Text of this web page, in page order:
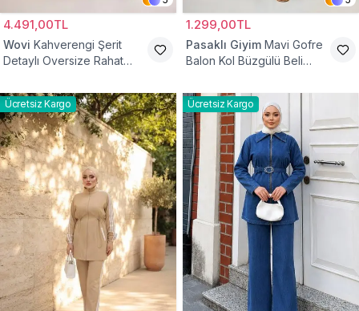
4.491,00TL
Wovi Kahverengi Şerit
Detaylı Oversize Rahat
1.299,00TL
Pasaklı Giyim Mavi Gofre
Balon Kol Büzgülü Beli
Takım
Ücretsiz Kargo Ücretsiz Kargo